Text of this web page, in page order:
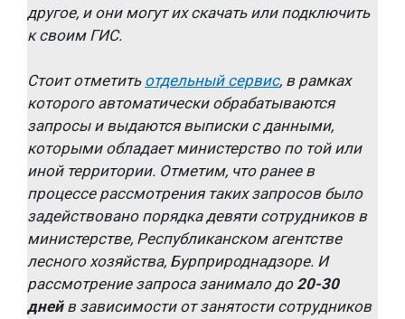
другое, и они могут их скачать или подключить
к своим ГИС.
Стоит отметить отдельный сервис, в рамках
которого автоматически обрабатываются
запросы и выдаются выписки с данными,
которыми обладает министерство по той или
иной территории. Отметим, что ранее в
процессе рассмотрения таких запросов было
задействовано порядка девяти сотрудников в
министерстве, Республиканском агентстве
лесного хозяйства, Бурприроднадзоре. И
рассмотрение запроса занимало до 20-30
днейв зависимости от занятости сотрудников